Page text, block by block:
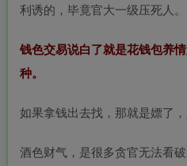
利诱的，毕竟官大一级压死人。
钱色交易说白了就是花钱包养
种。
如果拿钱出去找，那就是嫖了
酒色财气，是很多贪官无法看